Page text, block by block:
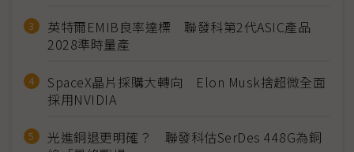
英特爾EMIB良率達標 聯發科第2代ASIC產品
2028準時量產
SpaceX晶片採購大轉向 Elon Musk捨超微全面
採用NVIDIA
光進銅退更明確？ 聯發科估SerDes 448G為銅